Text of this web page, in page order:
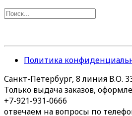
Политика
Санкт-Петербург, 8 линия В.О.
Только выдача заказов,
+7-921-931-0666
отвечаем на вопросы по